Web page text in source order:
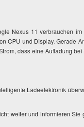
Nexus 11 verbrauchen
CPU und Display. Gerade
dass eine Aufladung
Ladeelektronik
weiter und informieren